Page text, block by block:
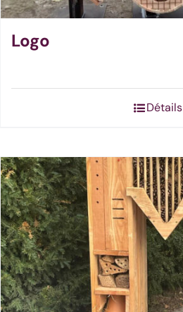
Logo
Détails